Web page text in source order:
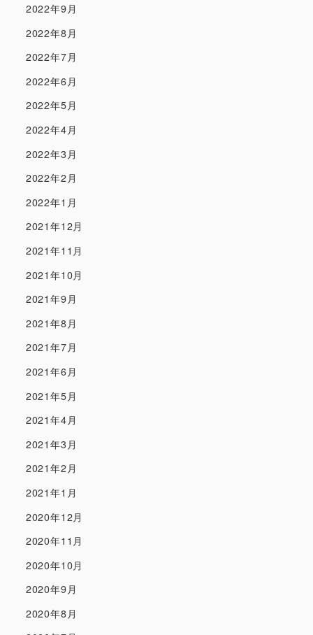
2022年9月
2022年8月
2022年7月
2022年6月
2022年5月
2022年4月
2022年3月
2022年2月
2022年1月
2021年12月
2021年11月
2021年10月
2021年9月
2021年8月
2021年7月
2021年6月
2021年5月
2021年4月
2021年3月
2021年2月
2021年1月
2020年12月
2020年11月
2020年10月
2020年9月
2020年8月